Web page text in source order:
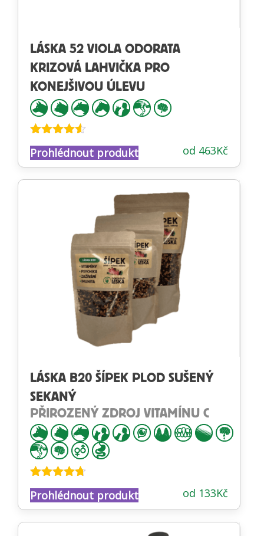
LÁSKA 52 VIOLA ODORATA
KRIZOVÁ LAHVIČKA PRO
KONEJŠIVOU ÚLEVU
Hodnocení
4.47z 5 od 463Kč
Prohlédnout produkt
LÁSKA B20 ŠÍPEK PLOD SUŠENÝ
SEKANÝ
PŘIROZENÝ ZDROJ VITAMÍNU C
Hodnocení
4.65z 5 od 133Kč
Prohlédnout produkt